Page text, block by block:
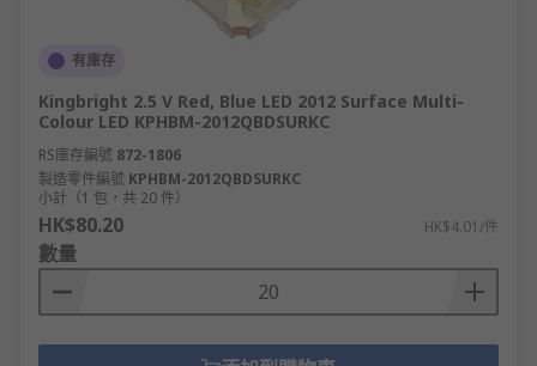
有庫存
Kingbright 2.5 V Red, Blue LED 2012 Surface Multi-
Colour LED KPHBM-2012QBDSURKC
RS庫存編號 872-1806
製造零件編號 KPHBM-2012QBDSURKC
小計（1 包，共 20 件）
HK$80.20 HK$4.01/件
數量